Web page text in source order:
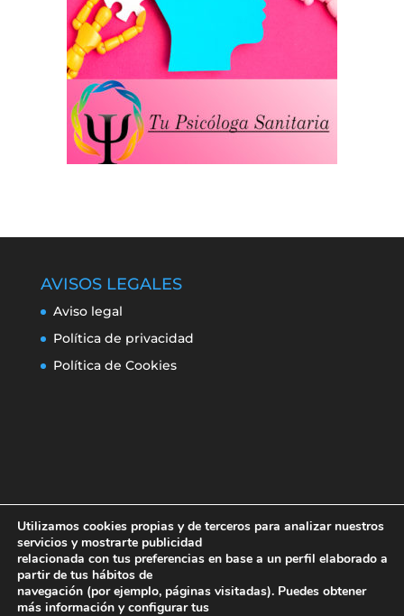
AVISOS LEGALES
Aviso legal
Política de privacidad
Política de Cookies
Aviso legal
Política de privacidad
Utilizamos cookies propias y de terceros para analizar nuestros
servicios y mostrarte publicidad
relacionada con tus preferencias en base a un perfil elaborado a
partir de tus hábitos de
navegación (por ejemplo, páginas visitadas). Puedes obtener
más información y configurar tus